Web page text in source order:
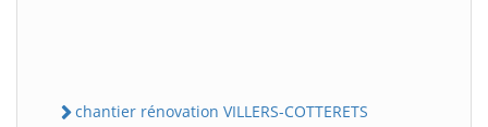
chantier rénovation VILLERS-COTTERETS